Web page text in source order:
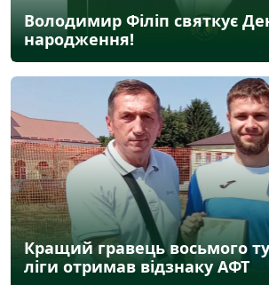
Володимир Філіп святкує
народження!
Кращий гравець восьмого
ліги отримав відзнаку АФТ